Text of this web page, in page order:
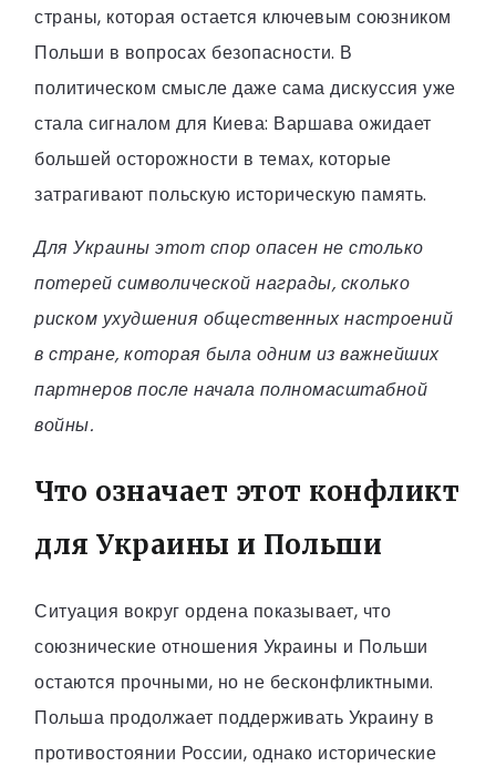
страны, которая остается ключевым союзником
Польши в вопросах безопасности. В
политическом смысле даже сама дискуссия уже
стала сигналом для Киева: Варшава ожидает
большей осторожности в темах, которые
затрагивают польскую историческую память.
Для Украины этот спор опасен не столько
потерей символической награды, сколько
риском ухудшения общественных настроений
в стране, которая была одним из важнейших
партнеров после начала полномасштабной
войны.
Что означает этот конфликт
для Украины и Польши
Ситуация вокруг ордена показывает, что
союзнические отношения Украины и Польши
остаются прочными, но не бесконфликтными.
Польша продолжает поддерживать Украину в
противостоянии России, однако исторические